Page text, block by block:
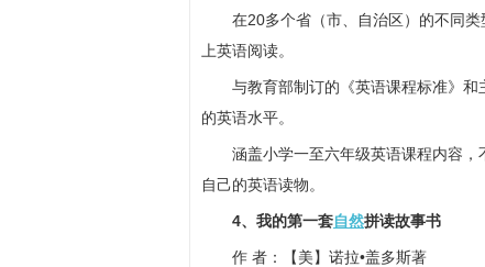
在20多个省（市、自治区）的不同
上英语阅读。
与教育部制订的《英语课程标准》
的英语水平。
涵盖小学一至六年级英语课程内容
自己的英语读物。
4、我的第一套自然拼读故事书
作 者：【美】诺拉•盖多斯著